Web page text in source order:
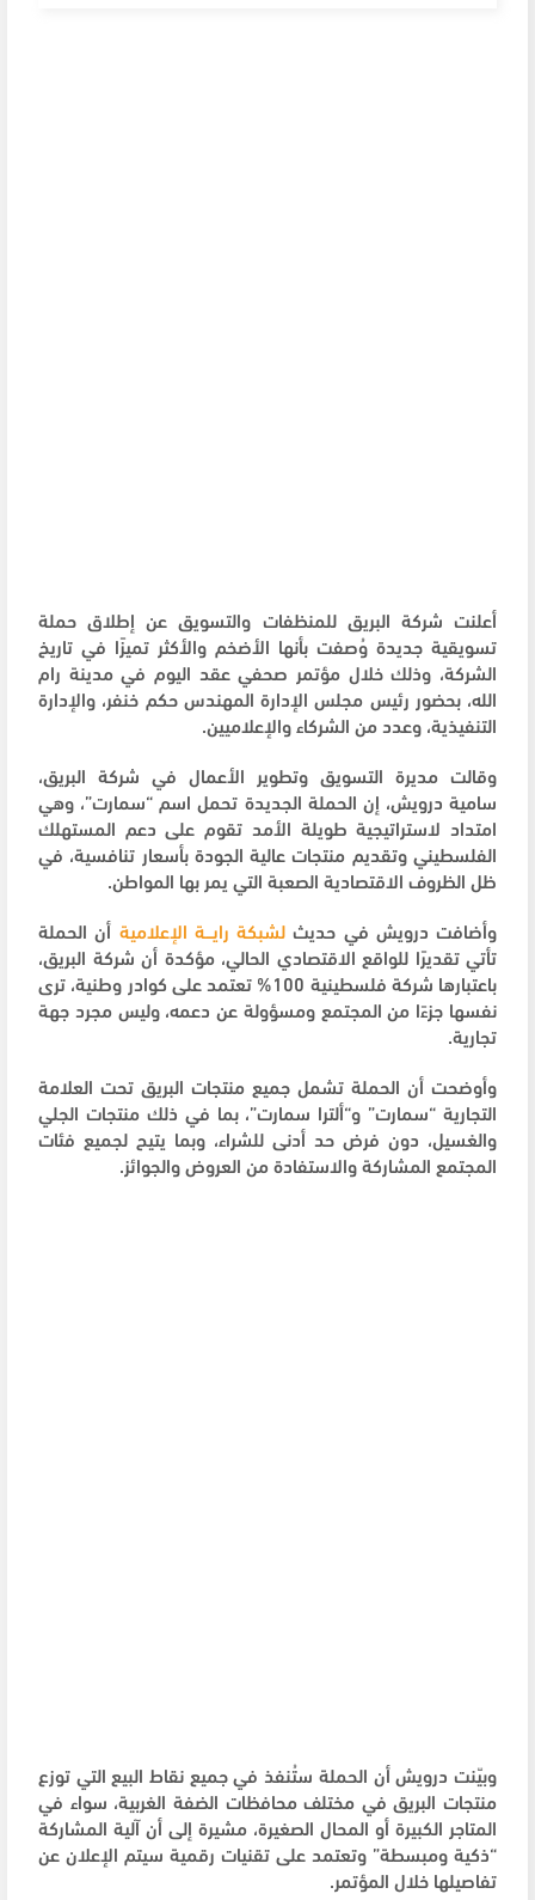
أعلنت شركة البريق للمنظفات والتسويق عن إطلاق حملة
تسويقية جديدة وُصفت بأنها الأضخم والأكثر تميزًا في تاريخ
الشركة، وذلك خلال مؤتمر صحفي عقد اليوم في مدينة رام
الله، بحضور رئيس مجلس الإدارة المهندس حكم خنفر، والإدارة
التنفيذية، وعدد من الشركاء والإعلاميين.
وقالت مديرة التسويق وتطوير الأعمال في شركة البريق،
سامية درويش، إن الحملة الجديدة تحمل اسم “سمارت”، وهي
امتداد لاستراتيجية طويلة الأمد تقوم على دعم المستهلك
الفلسطيني وتقديم منتجات عالية الجودة بأسعار تنافسية، في
ظل الظروف الاقتصادية الصعبة التي يمر بها المواطن.
وأضافت درويش في حديثلشبكة رايـــة الإعلامية أن الحملة
تأتي تقديرًا للواقع الاقتصادي الحالي، مؤكدة أن شركة البريق،
باعتبارها شركة فلسطينية 100% تعتمد على كوادر وطنية، ترى
نفسها جزءًا من المجتمع ومسؤولة عن دعمه، وليس مجرد جهة
تجارية.
وأوضحت أن الحملة تشمل جميع منتجات البريق تحت العلامة
التجارية “سمارت” و“ألترا سمارت”، بما في ذلك منتجات الجلي
والغسيل، دون فرض حد أدنى للشراء، وبما يتيح لجميع فئات
المجتمع المشاركة والاستفادة من العروض والجوائز.
وبيّنت درويش أن الحملة ستُنفذ في جميع نقاط البيع التي توزع
منتجات البريق في مختلف محافظات الضفة الغربية، سواء في
المتاجر الكبيرة أو المحال الصغيرة، مشيرة إلى أن آلية المشاركة
“ذكية ومبسطة” وتعتمد على تقنيات رقمية سيتم الإعلان عن
تفاصيلها خلال المؤتمر.